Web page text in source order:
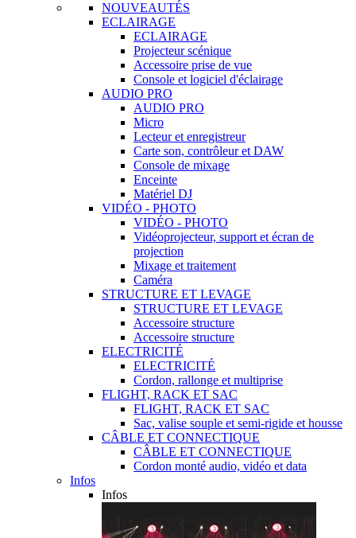
NOUVEAUTÉS
ECLAIRAGE
ECLAIRAGE
Projecteur scénique
Accessoire prise de vue
Console et logiciel d'éclairage
AUDIO PRO
AUDIO PRO
Micro
Lecteur et enregistreur
Carte son, contrôleur et DAW
Console de mixage
Enceinte
Matériel DJ
VIDÉO - PHOTO
VIDÉO - PHOTO
Vidéoprojecteur, support et écran de
projection
Mixage et traitement
Caméra
STRUCTURE ET LEVAGE
STRUCTURE ET LEVAGE
Accessoire structure
Accessoire structure
ELECTRICITÉ
ELECTRICITÉ
Cordon, rallonge et multiprise
FLIGHT, RACK ET SAC
FLIGHT, RACK ET SAC
Sac, valise souple et semi-rigide et housse
CÂBLE ET CONNECTIQUE
CÂBLE ET CONNECTIQUE
Cordon monté audio, vidéo et data
Infos
Infos